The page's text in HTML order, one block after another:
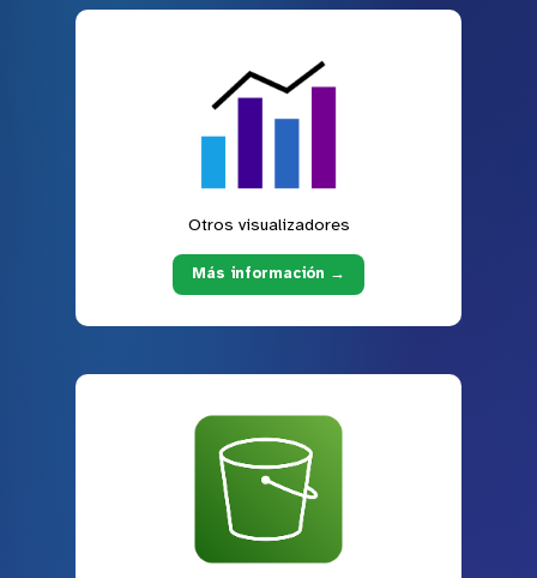
Otros visualizadores
Más información →